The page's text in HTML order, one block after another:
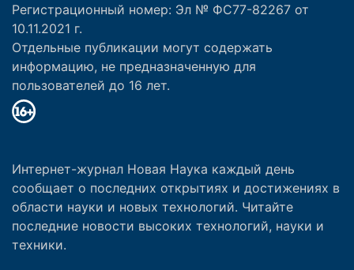
Регистрационный номер: Эл № ФС77-82267 от
10.11.2021 г.
Отдельные публикации могут содержать
информацию, не предназначенную для
пользователей до 16 лет.
Интернет-журнал Новая Наука каждый день
сообщает о последних открытиях и достижениях в
области науки и новых технологий. Читайте
последние новости высоких технологий, науки и
техники.